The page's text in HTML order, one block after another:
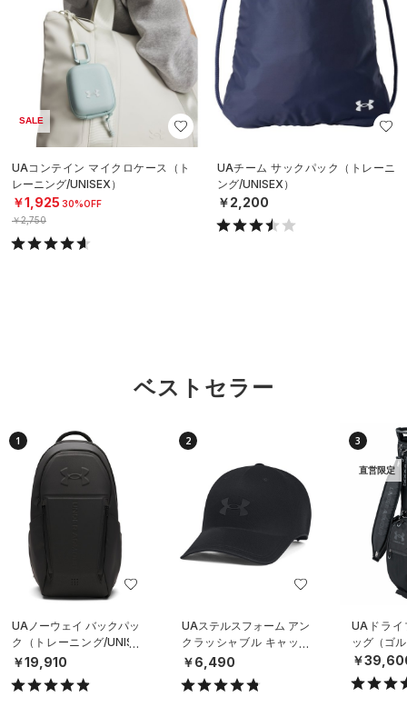
SALE
UAコンテイン マイクロケース（ト
レーニング/UNISEX）
￥1,925 30%OFF
￥2,750
UAチーム サックパック（トレーニ
ング/UNISEX）
￥2,200
ベストセラー
1
UAノーウェイ バックパッ
ク（トレーニング/UNISE
X）
￥19,910
2
UAステルスフォーム アン
クラッシャブル キャップ
（ライフスタイル/UNISE
￥6,490
3
直営限定
UAドライ
ッグ（ゴ
￥